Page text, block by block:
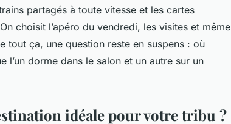
partagés à toute vitesse et les cartes
choisit l’apéro du vendredi, les visites et même
tout ça, une question reste en suspens : où
l’un dorme dans le salon et un autre sur un
idéale pour votre tribu ?